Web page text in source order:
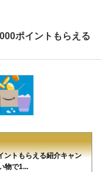
ポイントもらえる
トもらえる紹介キャン
物で1...